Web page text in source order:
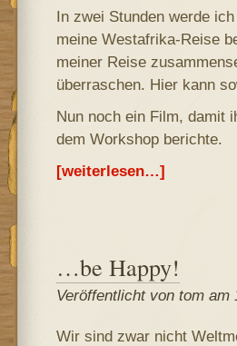
In zwei Stunden werde
meine Westafrika-Reise
meiner Reise
überraschen. Hier kann
Nun noch ein Film, damit
dem Workshop berichte.
[weiterlesen…]
…be Happy!
Veröffentlicht von tom am
Wir sind zwar nicht